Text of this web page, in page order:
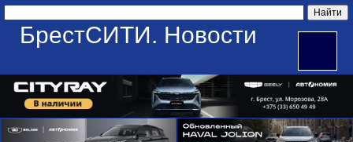
БрестСИТИ. Новости